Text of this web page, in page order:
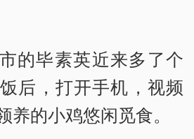
的毕素英近来多了个
后，打开手机，视频
养的小鸡悠闲觅食。